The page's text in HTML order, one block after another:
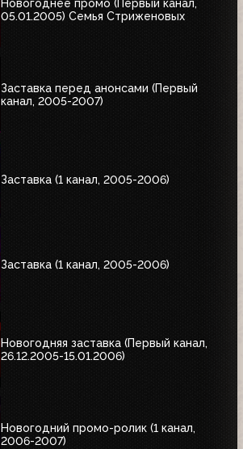
Новогоднее промо (Первый канал,
05.01.2005) Семья Стриженовых
Заставка перед анонсами (Первый
канал, 2005-2007)
Заставка (1 канал, 2005-2006)
Заставка (1 канал, 2005-2006)
Новогодняя заставка (Первый канал,
26.12.2005-15.01.2006)
Новогодний промо-ролик (1 канал,
2006-2007)